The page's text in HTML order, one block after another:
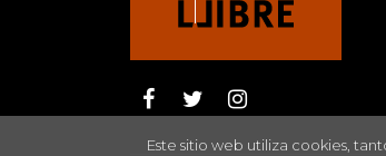
Este sitio web utiliza cookies,